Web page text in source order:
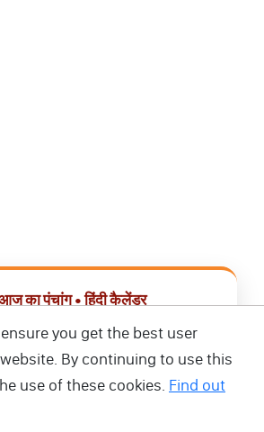
का पंचांग • हिंदी कैलेंडर
शुभ मुहूर्त और राशिफल एक ही ऐप में देखें।
हिंदी कैलेंडर ऐप डाउनलोड करें
you get the best user
By continuing to use this
use of these cookies. Find out